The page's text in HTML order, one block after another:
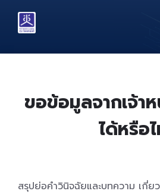
content
main
footer
ขอข้อมูลจากเจ้า
ได้หรือ
สรุปย่อคำวินิจฉัยและบทความ เกี่